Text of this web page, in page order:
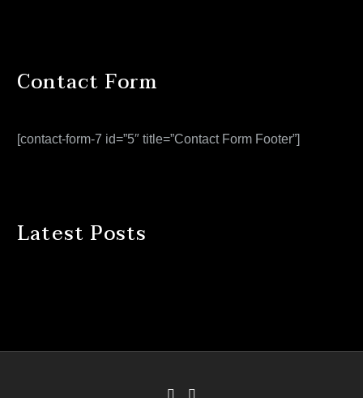
Contact Form
[contact-form-7 id=”5″ title=”Contact Form Footer”]
Latest Posts